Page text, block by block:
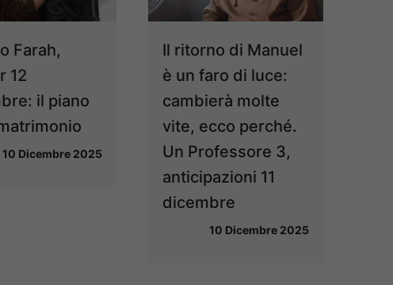
Farah,
12
il piano
10 Dicembre 2025
Il ritorno di Manuel
è un faro di luce:
cambierà molte
vite, ecco perché.
Un Professore 3,
anticipazioni 11
dicembre
10 Dicembre 2025